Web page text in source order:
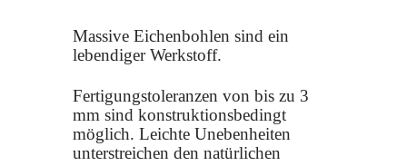
Massive Eichenbohlen sind ein
lebendiger Werkstoff.
Fertigungstoleranzen von bis zu 3
mm sind konstruktionsbedingt
möglich. Leichte Unebenheiten
unterstreichen den natürlichen